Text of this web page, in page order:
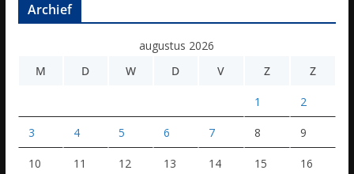
Archief
augustus 2026
M
D W D V Z Z
1 2
3 4 5 6 7 8 9
10 11 12 13 14 15 16